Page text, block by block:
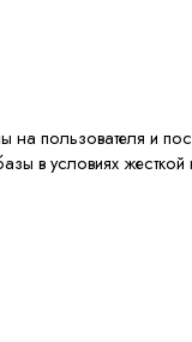
пользователя и
в условиях